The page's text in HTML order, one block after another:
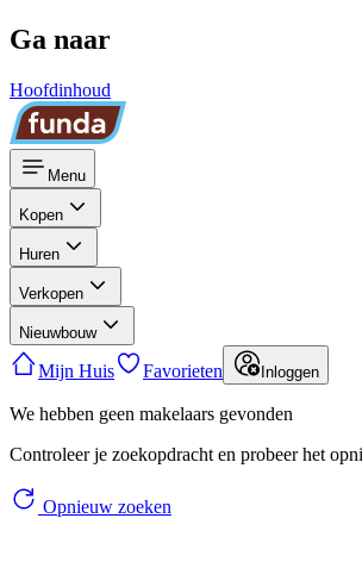
Ga naar
Hoofdinhoud
Menu
Kopen
Huren
Verkopen
Nieuwbouw
Mijn Huis Favorieten Inloggen
We hebben geen makelaars gevonden
Controleer je zoekopdracht en probeer het
Opnieuw zoeken